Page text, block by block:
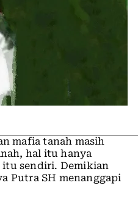
mafia tanah masih
hal itu hanya
itu sendiri. Demikian
Putra SH menanggapi